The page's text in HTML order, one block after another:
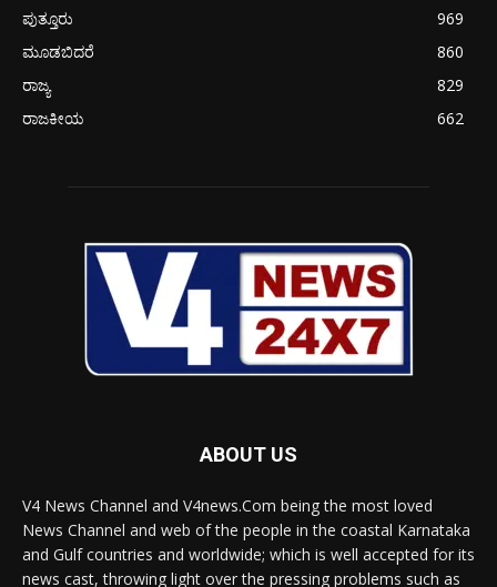
ಪುತ್ತೂರು
969
ಮೂಡಬಿದರೆ
860
ರಾಜ್ಯ
829
ರಾಜಕೀಯ
662
ABOUT US
V4 News Channel and V4news.Com being the most loved
News Channel and web of the people in the coastal Karnataka
and Gulf countries and worldwide; which is well accepted for its
news cast, throwing light over the pressing problems such as